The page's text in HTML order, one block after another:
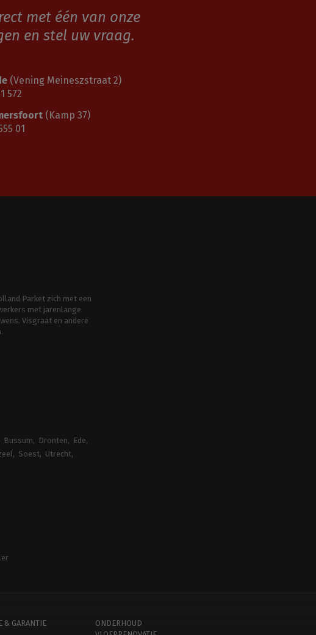
met één van onze
en stel uw vraag.
(Vening Meineszstraat 2)
572
(Kamp 37)
01
Parket zich met een
met jarenlange
Visgraat en andere
Bussum Dronten
Ede
Soest
Utrecht
& GARANTIE
ONDERHOUD